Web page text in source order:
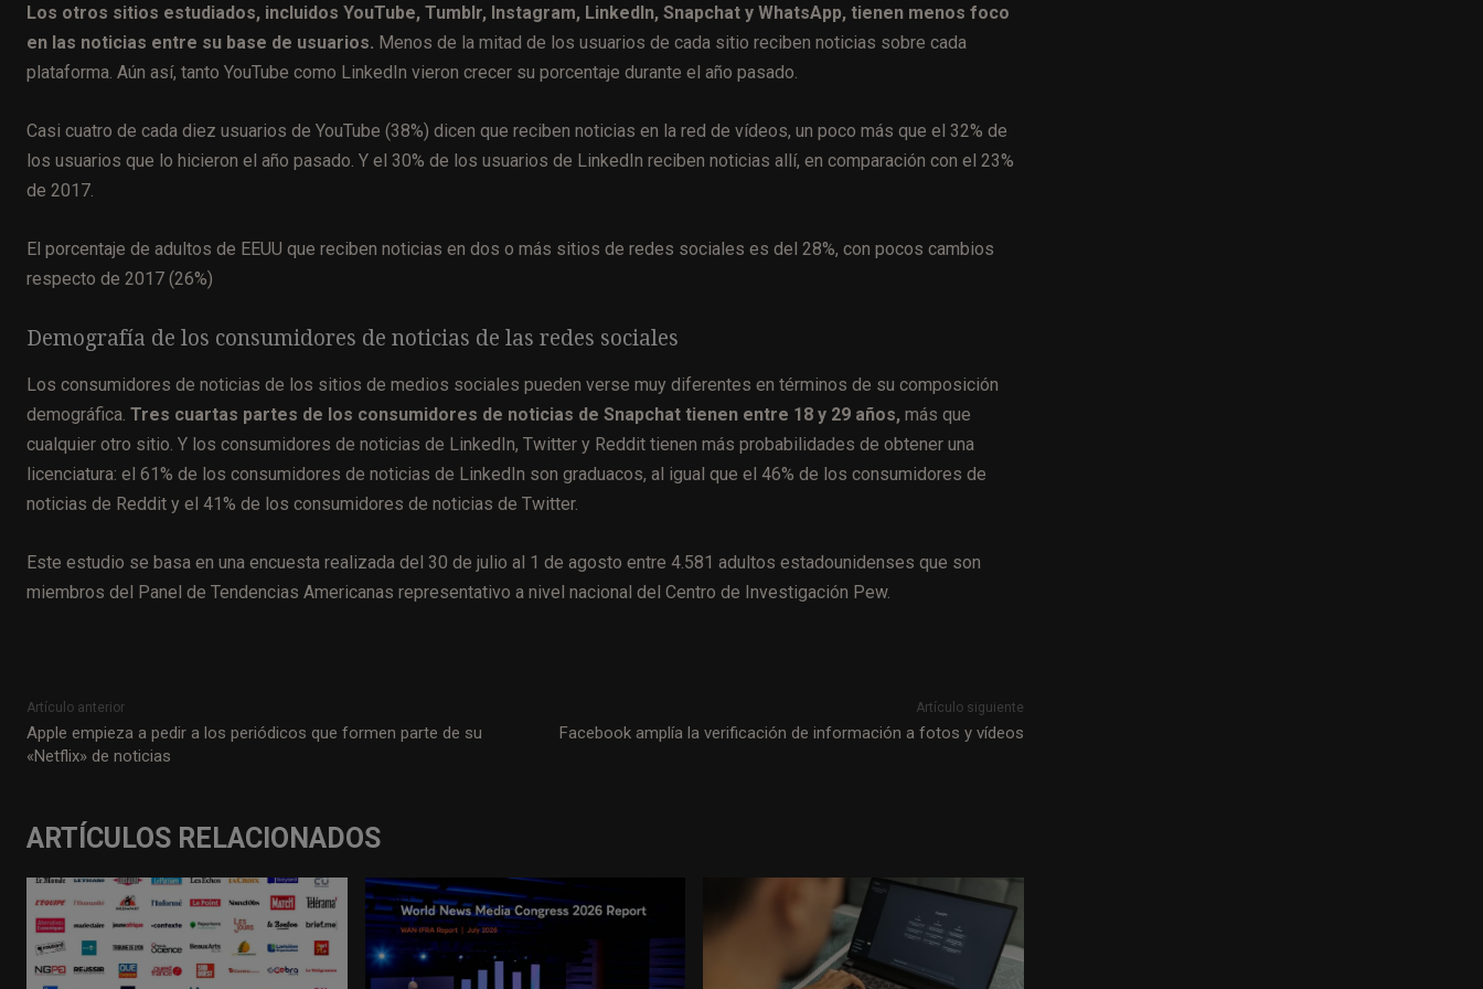
Los otros sitios estudiados, incluidos YouTube, Tumblr, Instagram, LinkedIn, Snapchat y WhatsApp, tienen menos foco
en las noticias entre su base de usuarios. Menos de la mitad de los usuarios de cada sitio reciben noticias sobre cada
plataforma. Aún así, tanto YouTube como LinkedIn vieron crecer su porcentaje durante el año pasado.
Casi cuatro de cada diez usuarios de YouTube (38%) dicen que reciben noticias en la red de vídeos, un poco más que el 32% de
los usuarios que lo hicieron el año pasado. Y el 30% de los usuarios de LinkedIn reciben noticias allí, en comparación con el 23%
de 2017.
El porcentaje de adultos de EEUU que reciben noticias en dos o más sitios de redes sociales es del 28%, con pocos cambios
respecto de 2017 (26%)
Demografía de los consumidores de noticias de las redes sociales
Los consumidores de noticias de los sitios de medios sociales pueden verse muy diferentes en términos de su composición
demográfica. Tres cuartas partes de los consumidores de noticias de Snapchat tienen entre 18 y 29 años, más que
cualquier otro sitio. Y los consumidores de noticias de LinkedIn, Twitter y Reddit tienen más probabilidades de obtener una
licenciatura: el 61% de los consumidores de noticias de LinkedIn son graduacos, al igual que el 46% de los consumidores de
noticias de Reddit y el 41% de los consumidores de noticias de Twitter.
Este estudio se basa en una encuesta realizada del 30 de julio al 1 de agosto entre 4.581 adultos estadounidenses que son
miembros del Panel de Tendencias Americanas representativo a nivel nacional del Centro de Investigación Pew.
Artículo anterior
Apple empieza a pedir a los periódicos que formen parte de su
«Netflix» de noticias
Artículo siguiente
Facebook amplía la verificación de información a fotos y vídeos
ARTÍCULOS RELACIONADOS